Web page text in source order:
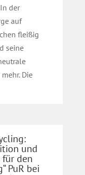
der
auf
fleißig
seine
Die
und
für den
PuR bei